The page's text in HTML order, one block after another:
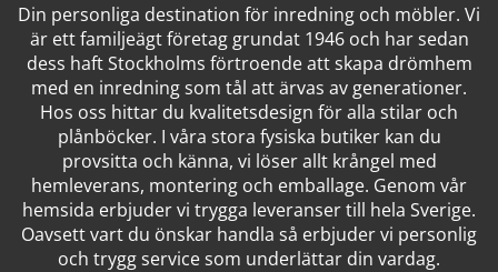
Din personliga destination för inredning och möbler. Vi
är ett familjeägt företag grundat 1946 och har sedan
dess haft Stockholms förtroende att skapa drömhem
med en inredning som tål att ärvas av generationer.
Hos oss hittar du kvalitetsdesign för alla stilar och
plånböcker. I våra stora fysiska butiker kan du
provsitta och känna, vi löser allt krångel med
hemleverans, montering och emballage. Genom vår
hemsida erbjuder vi trygga leveranser till hela Sverige.
Oavsett vart du önskar handla så erbjuder vi personlig
och trygg service som underlättar din vardag.